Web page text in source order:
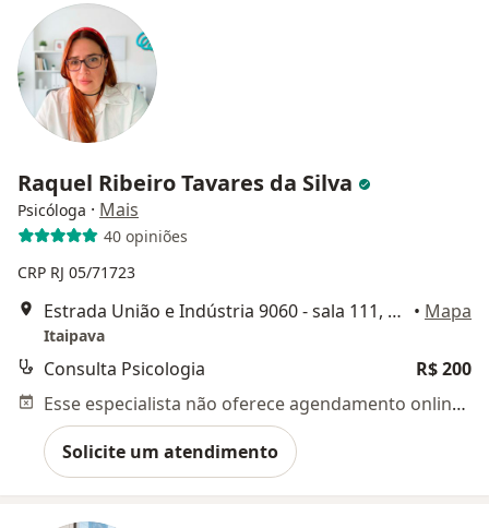
Raquel Ribeiro Tavares da Silva
Psicóloga · Mais
40 opiniões
CRP RJ 05/71723
Estrada União e Indústria 9060 - sala 111, Petrópolis - RJ, Brasil, Petrópolis • Mapa
Itaipava
Consulta Psicologia
R$ 200
Esse especialista não oferece agendamento online para esse endereço.
Solicite um atendimento